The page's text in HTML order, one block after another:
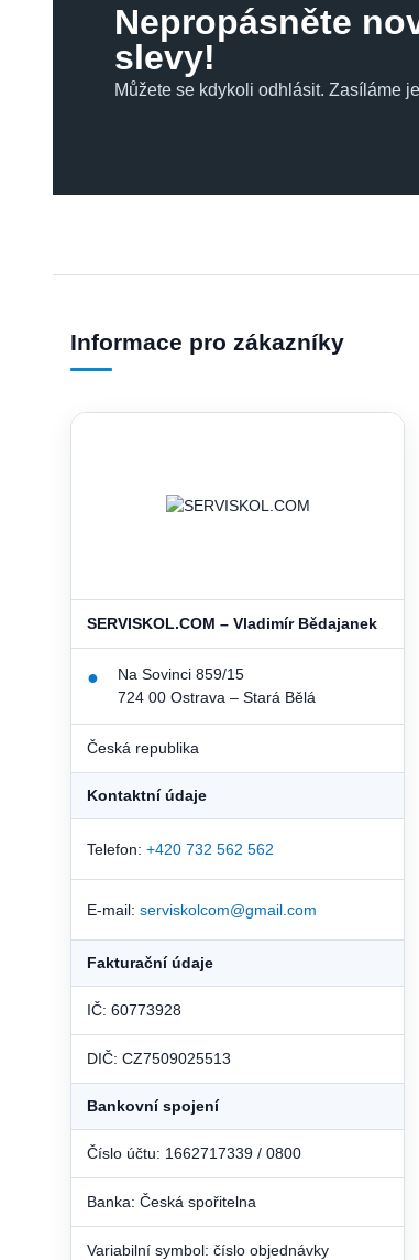
Nepropásněte
slevy!
Můžete se kdykoli odhlásit. Zasíláme
Informace pro zákazníky
SERVISKOL.COM – Vladimír Bědajanek
●
Na Sovinci 859/15
724 00 Ostrava – Stará Bělá
Česká republika
Kontaktní údaje
Telefon: +420 732 562 562
E-mail: serviskolcom@gmail.com
Fakturační údaje
IČ: 60773928
DIČ: CZ7509025513
Bankovní spojení
Číslo účtu: 1662717339 / 0800
Banka: Česká spořitelna
Variabilní symbol: číslo objednávky